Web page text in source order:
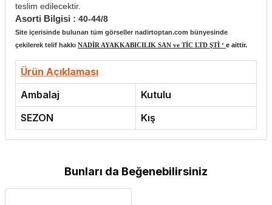
teslim edilecektir.
Asorti Bilgisi : 40-44/8
Site içerisinde bulunan tüm görseller nadirtoptan.com bünyesinde
çekilerek telif hakkı NADİR AYAKKABICILIK SAN ve TİC LTD ŞTİ ‘ e aittir.
Ürün Açıklaması
Ambalaj
Kutulu
SEZON
Kış
Bunları da Beğenebilirsiniz